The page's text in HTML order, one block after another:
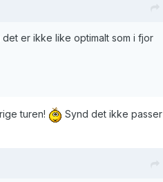
er ikke like optimalt som i fjor
turen!
Synd det ikke passer